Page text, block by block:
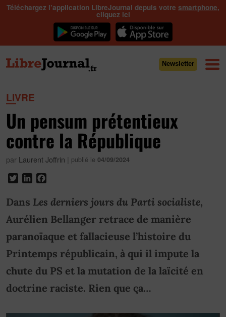
Téléchargez l’application LibreJournal depuis votre smartphone,
cliquez ici
Newsletter
LIVRE
Un pensum prétentieux
contre la République
par Laurent Joffrin | publié le 04/09/2024
TwitterLinkedIn
Dans Les derniers jours du Parti socialiste,
Aurélien Bellanger retrace de manière
paranoïaque et fallacieuse l’histoire du
Printemps républicain, à qui il impute la
chute du PS et la mutation de la laïcité en
doctrine raciste. Rien que ça…